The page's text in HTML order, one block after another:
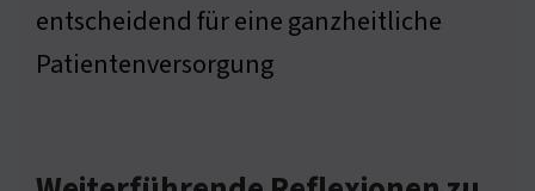
entscheidend für eine ganzheitliche
Patientenversorgung